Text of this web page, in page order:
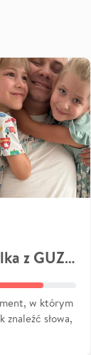
Szymaniak Adrian walka z GUZEM
w którym
znaleźć słowa,